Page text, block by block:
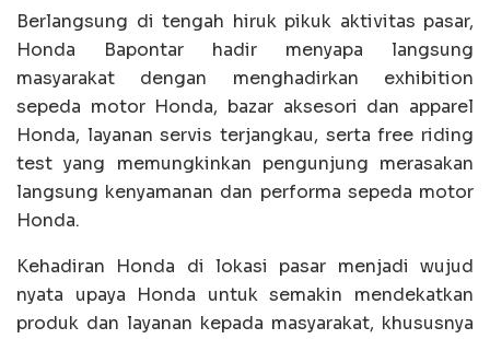
Berlangsung di tengah hiruk pikuk aktivitas pasar,
Honda Bapontar hadir menyapa langsung
masyarakat dengan menghadirkan exhibition
sepeda motor Honda, bazar aksesori dan apparel
Honda, layanan servis terjangkau, serta free riding
test yang memungkinkan pengunjung merasakan
langsung kenyamanan dan performa sepeda motor
Honda.
Kehadiran Honda di lokasi pasar menjadi wujud
nyata upaya Honda untuk semakin mendekatkan
produk dan layanan kepada masyarakat, khususnya